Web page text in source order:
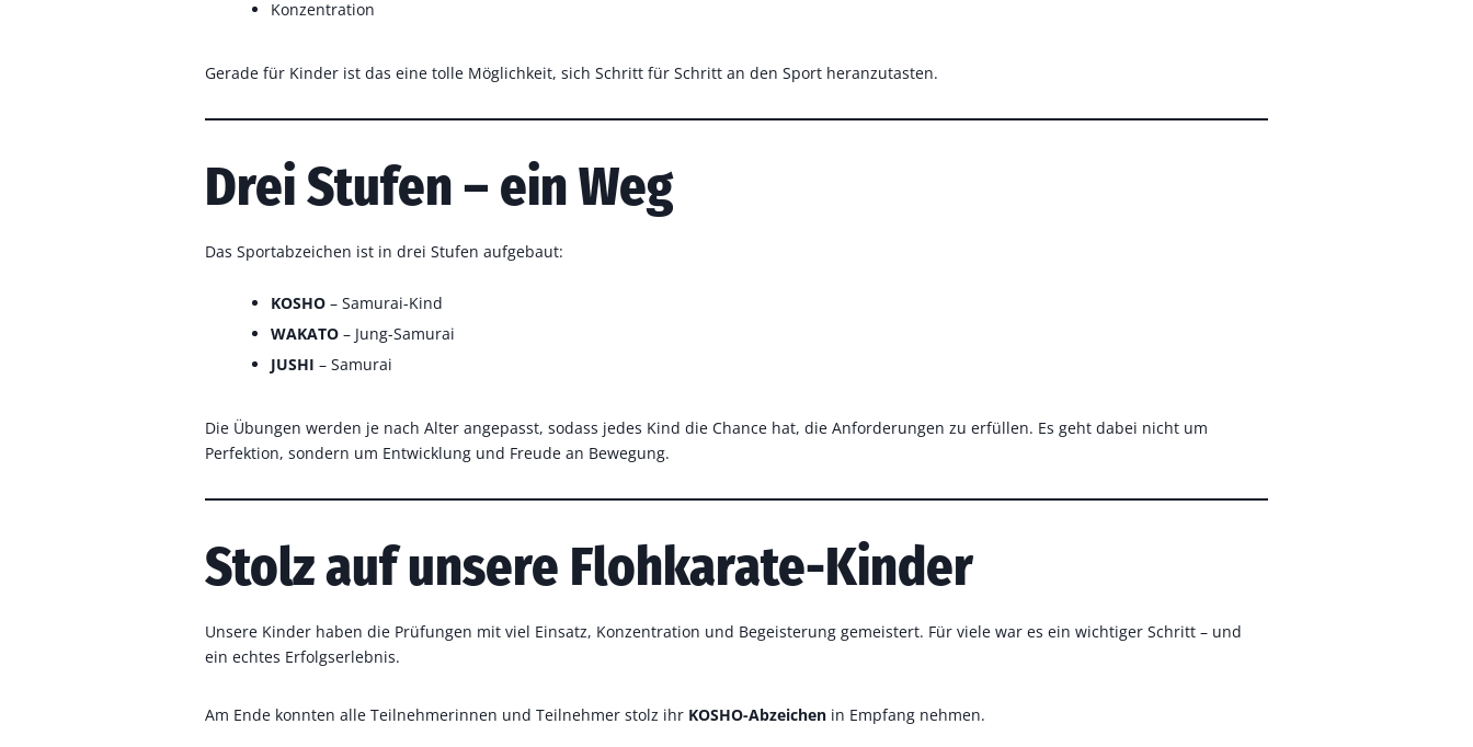
Konzentration
Gerade für Kinder ist das eine tolle Möglichkeit, sich Schritt für Schritt an den Sport heranzutasten.
Drei Stufen – ein Weg
Das Sportabzeichen ist in drei Stufen aufgebaut:
KOSHO – Samurai-Kind
WAKATO – Jung-Samurai
JUSHI – Samurai
Die Übungen werden je nach Alter angepasst, sodass jedes Kind die Chance hat, die Anforderungen zu erfüllen. Es geht dabei nicht um
Perfektion, sondern um Entwicklung und Freude an Bewegung.
Stolz auf unsere Flohkarate-Kinder
Unsere Kinder haben die Prüfungen mit viel Einsatz, Konzentration und Begeisterung gemeistert. Für viele war es ein wichtiger Schritt – und
ein echtes Erfolgserlebnis.
Am Ende konnten alle Teilnehmerinnen und Teilnehmer stolz ihr KOSHO-Abzeichen in Empfang nehmen.